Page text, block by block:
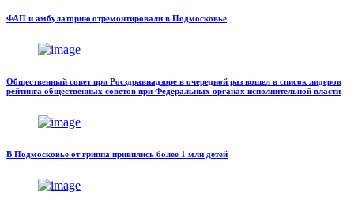
ФАП и амбулаторию отремонтировали в Подмосковье
Общественный совет при Росздравнадзоре в очередной раз вошел в список лидеров
рейтинга общественных советов при Федеральных органах исполнительной власти
В Подмосковье от гриппа привились более 1 млн детей